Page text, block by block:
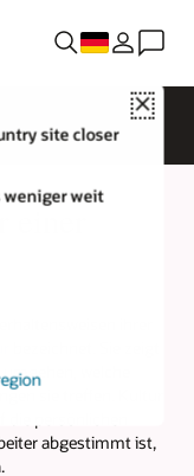
Close
site closer
weniger weit
ihrer
welche
sie treffen. Kultur
persönlichen
abgestimmt ist,